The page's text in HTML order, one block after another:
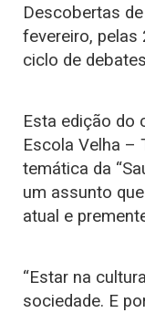
Descobertas
fevereiro, pelas
ciclo de
Esta edição do
Escola Velha –
temática da
um assunto
atual e
“Estar na
sociedade. E